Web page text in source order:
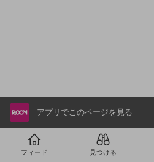
アプリでこのページを見る
フィード 見つける